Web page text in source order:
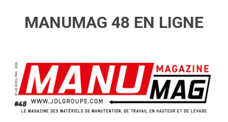
MANUMAG 48 EN LIGNE